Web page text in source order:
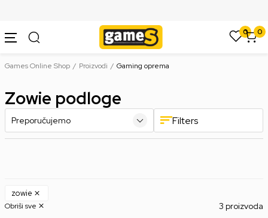
0 0
Games Online Shop Proizvodi Gaming oprema
Zowie podloge
Filters
zowie
3 proizvoda
Obriši sve